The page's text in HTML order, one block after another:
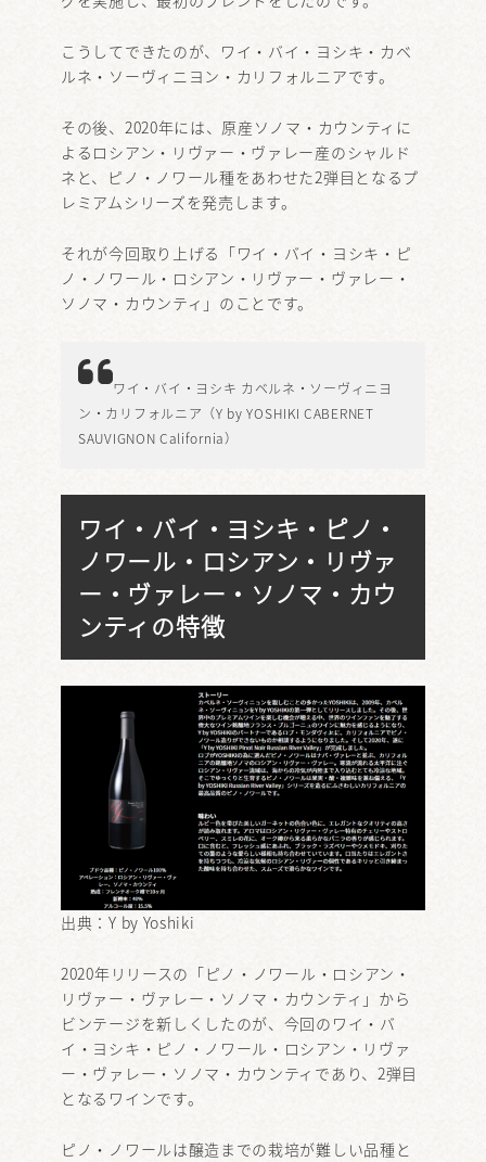
こうしてできたのが、ワイ・バイ・ヨシキ・カベ
ルネ・ソーヴィニヨン・カリフォルニアです。
その後、2020年には、原産ソノマ・カウンティに
よるロシアン・リヴァー・ヴァレー産のシャルド
ネと、ピノ・ノワール種をあわせた2弾目となるプ
レミアムシリーズを発売します。
それが今回取り上げる「ワイ・バイ・ヨシキ・ピ
ノ・ノワール・ロシアン・リヴァー・ヴァレー・
ソノマ・カウンティ」のことです。
ワイ・バイ・ヨシキ カベルネ・ソーヴィニヨ
ン・カリフォルニア（Y by YOSHIKI CABERNET
SAUVIGNON California）
ワイ・バイ・ヨシキ・ピノ・
ノワール・ロシアン・リヴァ
ー・ヴァレー・ソノマ・カウ
ンティの特徴
出典：Y by Yoshiki
2020年リリースの「ピノ・ノワール・ロシアン・
リヴァー・ヴァレー・ソノマ・カウンティ」から
ビンテージを新しくしたのが、今回のワイ・バ
イ・ヨシキ・ピノ・ノワール・ロシアン・リヴァ
ー・ヴァレー・ソノマ・カウンティであり、2弾目
となるワインです。
ピノ・ノワールは醸造までの栽培が難しい品種と